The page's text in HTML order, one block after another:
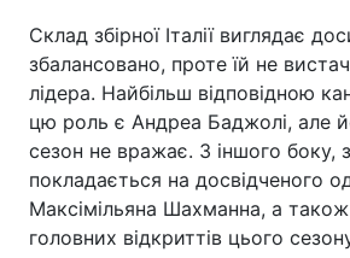
Склад збірної Італії виглядає
збалансовано, проте їй не
лідера. Найбільш відповідною
цю роль є Андреа Баджолі, але
сезон не вражає. З іншого боку,
покладається на досвідченого
Максімільяна Шахманна, а
головних відкриттів цього